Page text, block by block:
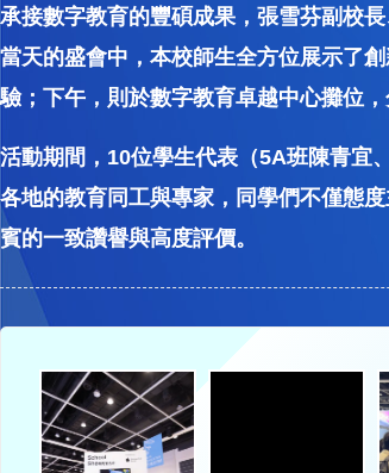
承接數字教育的豐碩成果，張雪芬副校
當天的盛會中，本校師生全方位展示了
驗；下午，則於數字教育卓越中心攤位
活動期間，10位學生代表（5A班陳青宜
各地的教育同工與專家，同學們不僅態
賓的一致讚譽與高度評價。